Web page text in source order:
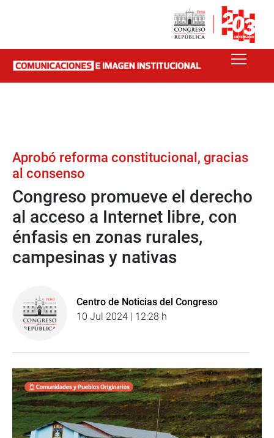
Aprobó reforma constitucional, gracias
al consenso
Congreso promueve el derecho
al acceso a Internet libre, con
énfasis en zonas rurales,
campesinas y nativas
Centro de Noticias del Congreso
10 Jul 2024 | 12:28 h